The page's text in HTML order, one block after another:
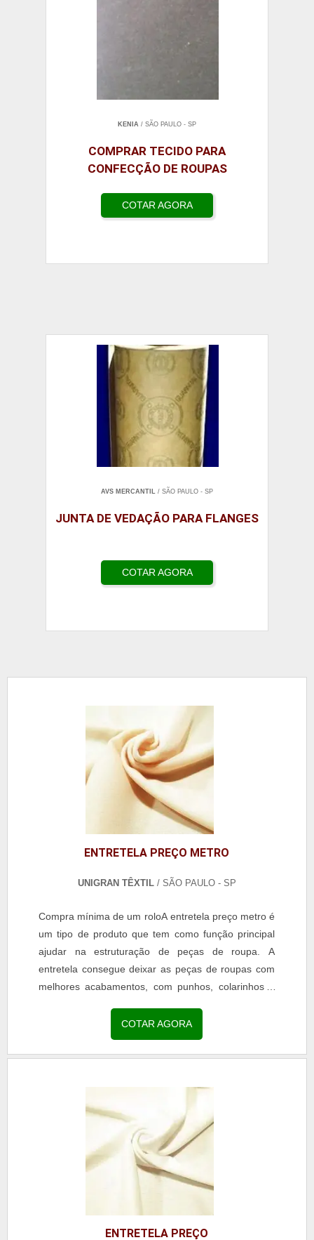
KENIA / SÃO PAULO - SP
COMPRAR TECIDO PARA
CONFECÇÃO DE ROUPAS
COTAR AGORA
AVS MERCANTIL / SÃO PAULO - SP
JUNTA DE VEDAÇÃO PARA FLANGES
COTAR AGORA
ENTRETELA PREÇO METRO
UNIGRAN TÊXTIL / SÃO PAULO - SP
Compra mínima de um roloA entretela preço metro é
um tipo de produto que tem como função principal
ajudar na estruturação de peças de roupa. A
entretela consegue deixar as peças de roupas com
melhores acabamentos, com punhos, colarinhos e
COTAR AGORA
ENTRETELA PREÇO